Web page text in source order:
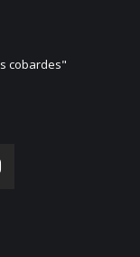
cobardes"